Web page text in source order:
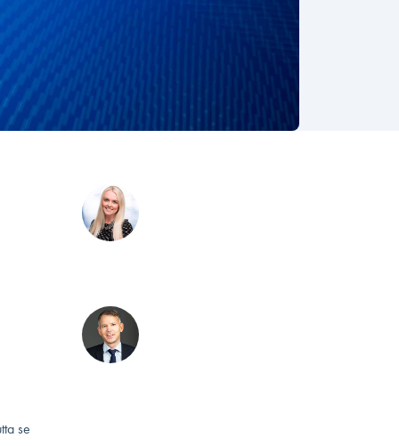
se
Head of Knowledge
Founder